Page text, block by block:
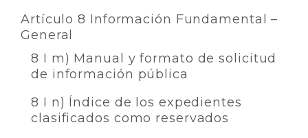
Artículo 8 Información Fundamental –
General
8 I m) Manual y formato de solicitud
de información pública
8 I n) Índice de los expedientes
clasificados como reservados